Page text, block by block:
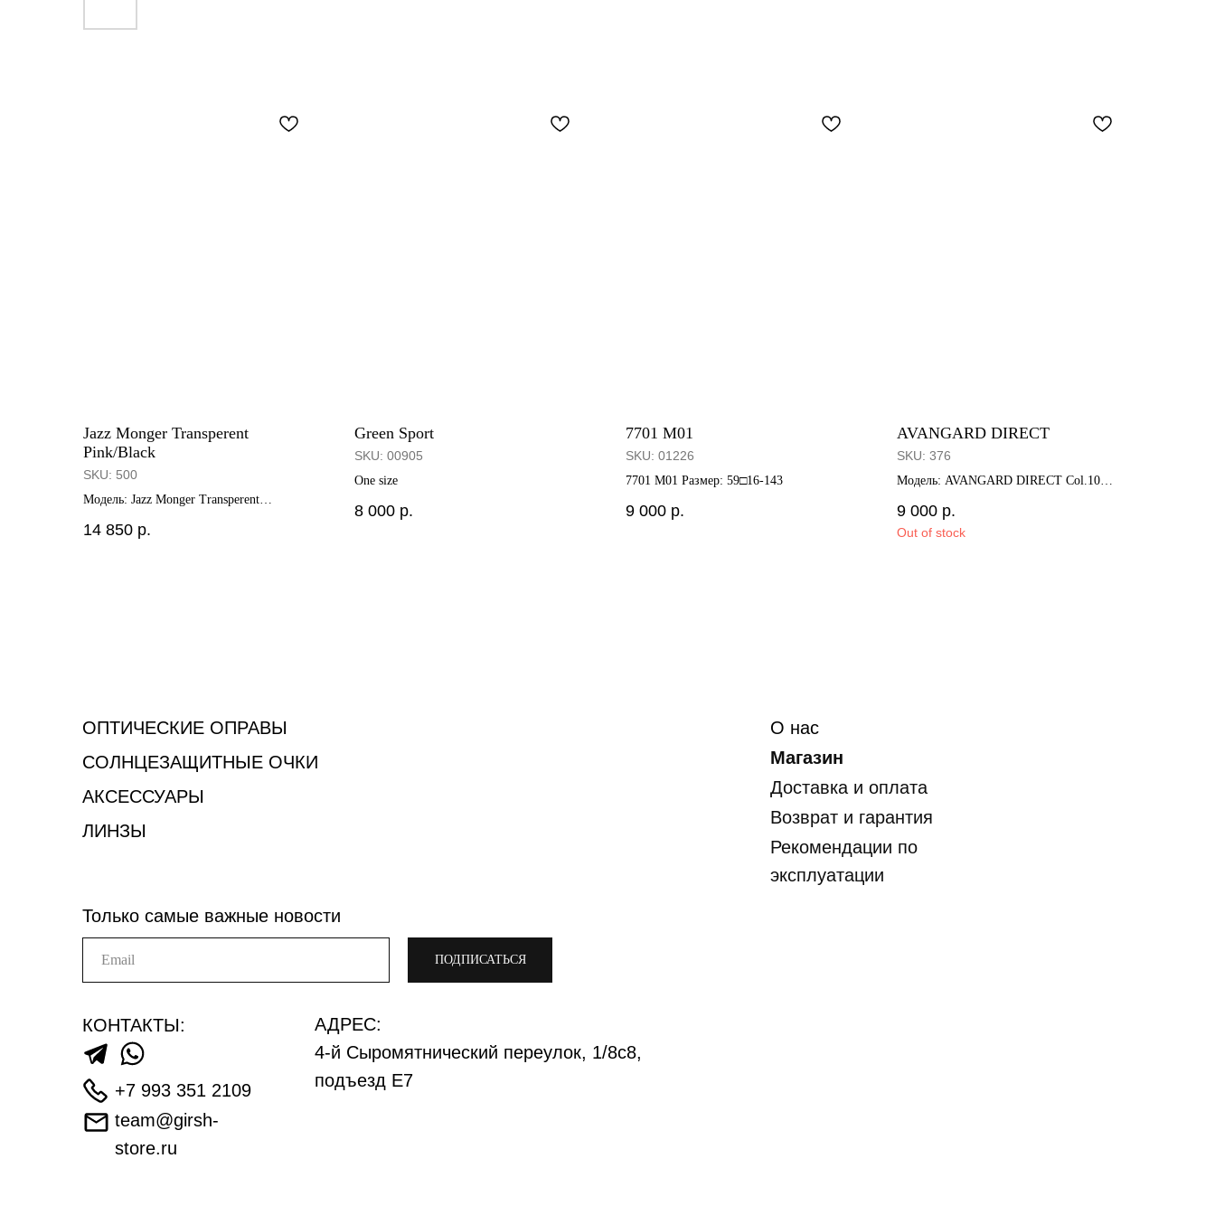
Jazz Monger Transperent
Pink/Black
SKU: 500
Модель: Jazz Monger Transperent
14 850 р.
Green Sport
SKU: 00905
One size
8 000 р.
7701 М01
SKU: 01226
7701 М01 Размер: 59□16-143
9 000 р.
AVANGARD DIRECT
SKU: 376
Модель: AVANGARD DIRECT Col.10
9 000 р.
Out of stock
ОПТИЧЕСКИЕ ОПРАВЫ
СОЛНЦЕЗАЩИТНЫЕ ОЧКИ
+7 993 351 2109
Только самые важные новости
ПОДПИСАТЬСЯ
4-й Сыромятнический переулок, 1/8с8,
подъезд Е7
АДРЕС:
Магазин
О нас
team@girsh-
store.ru
Рекомендации по
эксплуатации
Доставка и оплата
КОНТАКТЫ:
Возврат и гарантия
ЛИНЗЫ
АКСЕССУАРЫ